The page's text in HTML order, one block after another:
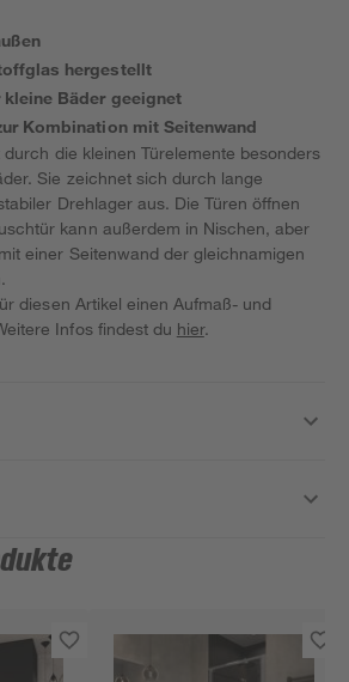
hergestellt
Bäder geeignet
Kombination mit Seitenwand
die kleinen Türelemente besonders
Sie zeichnet sich durch lange
Drehlager aus. Die Türen öffnen
kann außerdem in Nischen, aber
einer Seitenwand der gleichnamigen
diesen Artikel einen Aufmaß- und
Infos findest du hier.